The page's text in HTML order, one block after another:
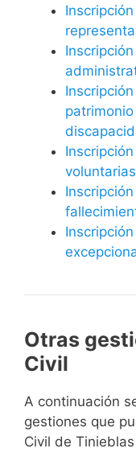
voluntarias
Otras
Civil
A continuación
gestiones que
Civil de